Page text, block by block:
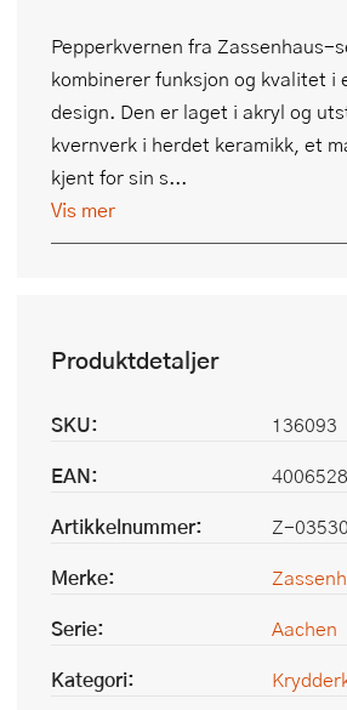
Pepperkvernen fra Zassenhaus-
kombinerer funksjon og kvalitet i
design. Den er laget i akryl og
kvernverk i herdet keramikk, et
kjent for sin s...
Vis mer
Produktdetaljer
SKU:
136093
EAN:
Artikkelnummer:
Z-
Merke:
Serie:
Aachen
Kategori: